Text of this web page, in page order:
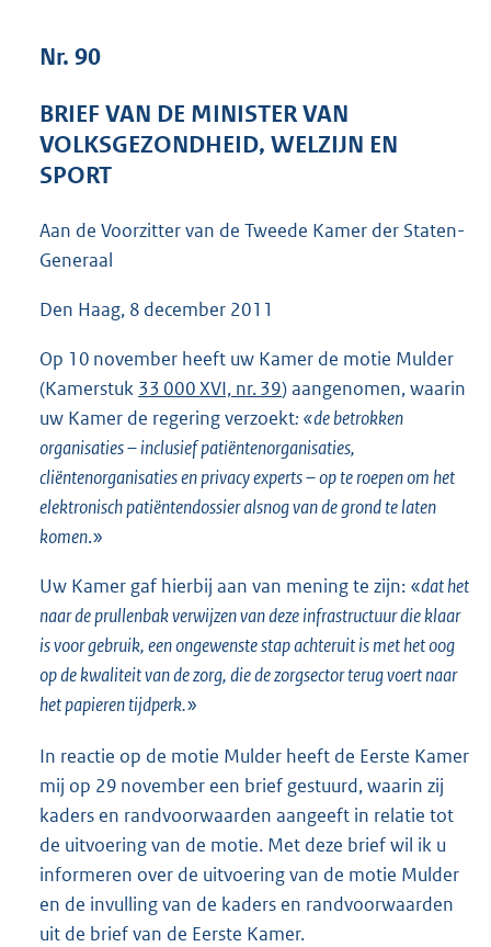
4
K
Nr. 90
BRIEF VAN DE MINISTER VAN
VOLKSGEZONDHEID, WELZIJN EN
SPORT
Aan de Voorzitter van de Tweede Kamer der Staten-
Generaal
Den Haag, 8 december 2011
Op 10 november heeft uw Kamer de motie Mulder
(Kamerstuk 33 000 XVI, nr. 39) aangenomen, waarin
uw Kamer de regering verzoekt: «de betrokken
organisaties – inclusief patiëntenorganisaties,
cliëntenorganisaties en privacy experts – op te roepen om het
elektronisch patiëntendossier alsnog van de grond te laten
komen.»
Uw Kamer gaf hierbij aan van mening te zijn: «dat het
naar de prullenbak verwijzen van deze infrastructuur die klaar
is voor gebruik, een ongewenste stap achteruit is met het oog
op de kwaliteit van de zorg, die de zorgsector terug voert naar
het papieren tijdperk.»
In reactie op de motie Mulder heeft de Eerste Kamer
mij op 29 november een brief gestuurd, waarin zij
kaders en randvoorwaarden aangeeft in relatie tot
de uitvoering van de motie. Met deze brief wil ik u
informeren over de uitvoering van de motie Mulder
en de invulling van de kaders en randvoorwaarden
uit de brief van de Eerste Kamer.